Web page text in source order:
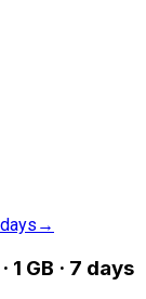
→
1 GB · 7 days